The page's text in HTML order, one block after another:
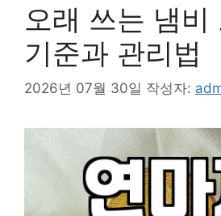
오래 쓰는 냄비
기준과 관리법
2026년 07월 30일 작성자: